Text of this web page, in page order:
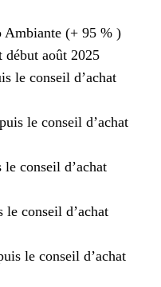
Ambiante (+ 95 % )
début août 2025
le conseil d’achat
le conseil d’achat
conseil d’achat
conseil d’achat
le conseil d’achat